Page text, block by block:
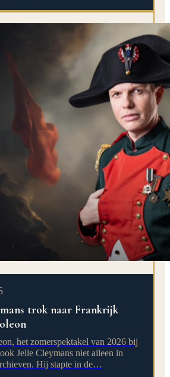
trok naar Frankrijk
het zomerspektakel van 2026 bij
Jelle Cleymans niet alleen in
Hij stapte in de…